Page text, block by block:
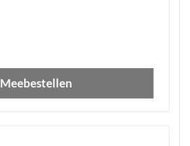
Meebestellen